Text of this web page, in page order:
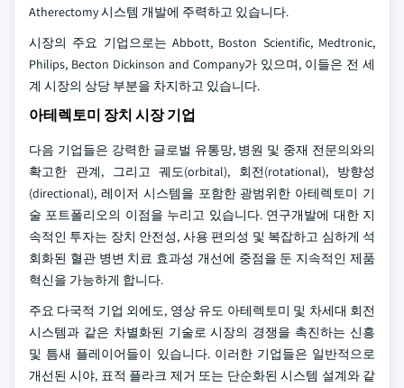
Atherectomy 시스템 개발에 주력하고 있습니다.
시장의 주요 기업으로는 Abbott, Boston Scientific, Medtronic,
Philips, Becton Dickinson and Company가 있으며, 이들은 전 세
계 시장의 상당 부분을 차지하고 있습니다.
아테렉토미 장치 시장 기업
다음 기업들은 강력한 글로벌 유통망, 병원 및 중재 전문의와의
확고한 관계, 그리고 궤도(orbital), 회전(rotational), 방향성
(directional), 레이저 시스템을 포함한 광범위한 아테렉토미 기
술 포트폴리오의 이점을 누리고 있습니다. 연구개발에 대한 지
속적인 투자는 장치 안전성, 사용 편의성 및 복잡하고 심하게 석
회화된 혈관 병변 치료 효과성 개선에 중점을 둔 지속적인 제품
혁신을 가능하게 합니다.
주요 다국적 기업 외에도, 영상 유도 아테렉토미 및 차세대 회전
시스템과 같은 차별화된 기술로 시장의 경쟁을 촉진하는 신흥
및 틈새 플레이어들이 있습니다. 이러한 기업들은 일반적으로
개선된 시야, 표적 플라크 제거 또는 단순화된 시스템 설계와 같